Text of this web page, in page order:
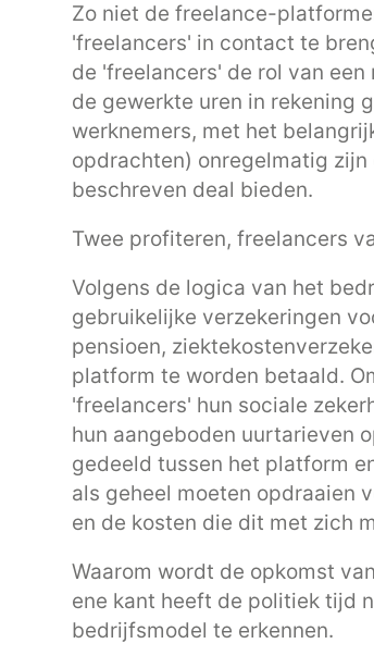
Zo niet de freelance-
'freelancers' in contact te
de 'freelancers' de rol van
de gewerkte uren in rekening
werknemers, met het
opdrachten) onregelmatig
beschreven deal bieden.
Twee profiteren, freelancers
Volgens de logica van het
gebruikelijke verzekeringen
pensioen,
platform te worden betaald.
'freelancers' hun sociale
hun aangeboden uurtarieven
gedeeld tussen het platform
als geheel moeten opdraaien
en de kosten die dit met zich
Waarom wordt de opkomst
ene kant heeft de politiek tijd
bedrijfsmodel te erkennen.